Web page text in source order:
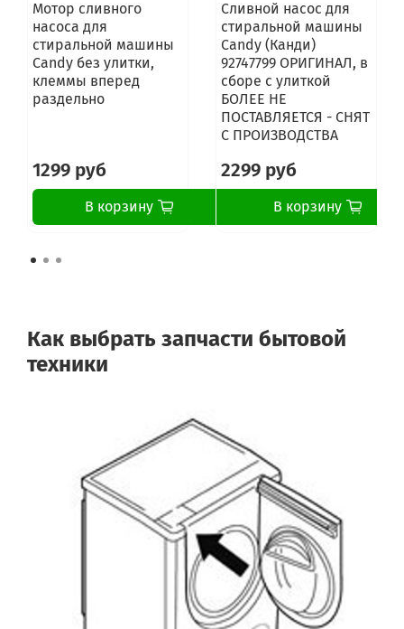
Мотор сливного
насоса для
стиральной машины
Candy без улитки,
клеммы вперед
раздельно
1299 руб
В корзину
Сливной насос для
стиральной машины
Candy (Канди)
92747799 ОРИГИНАЛ, в
сборе с улиткой
БОЛЕЕ НЕ
ПОСТАВЛЯЕТСЯ - СНЯТ
С ПРОИЗВОДСТВА
2299 руб
В корзину
Как выбрать запчасти бытовой
техники